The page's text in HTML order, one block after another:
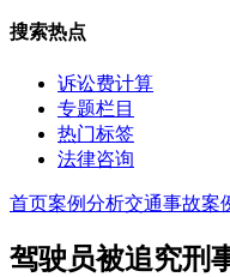
搜索热点
诉讼费计算
专题栏目
热门标签
法律咨询
首页案例分析交通事故案
驾驶员被追究刑